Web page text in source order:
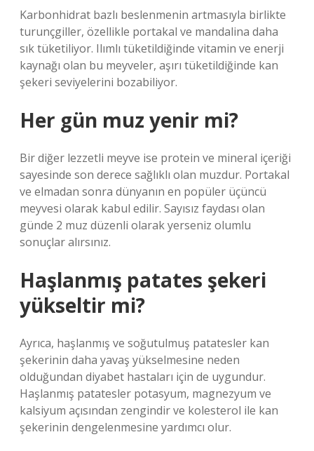
Karbonhidrat bazlı beslenmenin artmasıyla birlikte
turunçgiller, özellikle portakal ve mandalina daha
sık tüketiliyor. Ilımlı tüketildiğinde vitamin ve enerji
kaynağı olan bu meyveler, aşırı tüketildiğinde kan
şekeri seviyelerini bozabiliyor.
Her gün muz yenir mi?
Bir diğer lezzetli meyve ise protein ve mineral içeriği
sayesinde son derece sağlıklı olan muzdur. Portakal
ve elmadan sonra dünyanın en popüler üçüncü
meyvesi olarak kabul edilir. Sayısız faydası olan
günde 2 muz düzenli olarak yerseniz olumlu
sonuçlar alırsınız.
Haşlanmış patates şekeri
yükseltir mi?
Ayrıca, haşlanmış ve soğutulmuş patatesler kan
şekerinin daha yavaş yükselmesine neden
olduğundan diyabet hastaları için de uygundur.
Haşlanmış patatesler potasyum, magnezyum ve
kalsiyum açısından zengindir ve kolesterol ile kan
şekerinin dengelenmesine yardımcı olur.